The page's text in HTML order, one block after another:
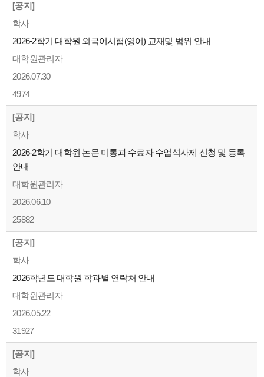
[공지]
학사
2026-2학기 대학원 외국어시험(영어) 교재및 범위 안내
대학원관리자
2026.07.30
4974
[공지]
학사
2026-2학기 대학원 논문 미통과 수료자 수업석사제 신청 및 등록
안내
대학원관리자
2026.06.10
25882
[공지]
학사
2026학년도 대학원 학과별 연락처 안내
대학원관리자
2026.05.22
31927
[공지]
학사